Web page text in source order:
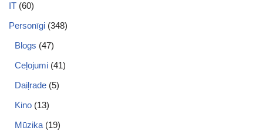
IT (60)
Personīgi (348)
Blogs (47)
Ceļojumi (41)
Daiļrade (5)
Kino (13)
Mūzika (19)